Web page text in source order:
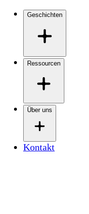
Geschichten
Ressourcen
Über uns
Kontakt